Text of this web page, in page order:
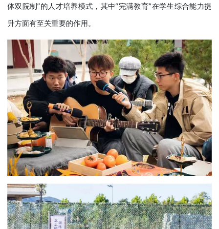
体双院制”的人才培养模式，其中“完满教育”在学生综合能力提
升方面有至关重要的作用。